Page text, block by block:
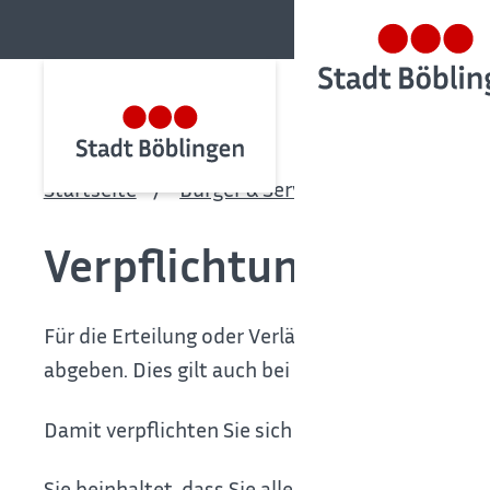
Startseite Bürger & Service
Für die Erteilung oder Verlängerung eines
abgeben. Dies gilt auch bei Aufenthalten zu
Damit verpflichten Sie sich für einen Zeitraum